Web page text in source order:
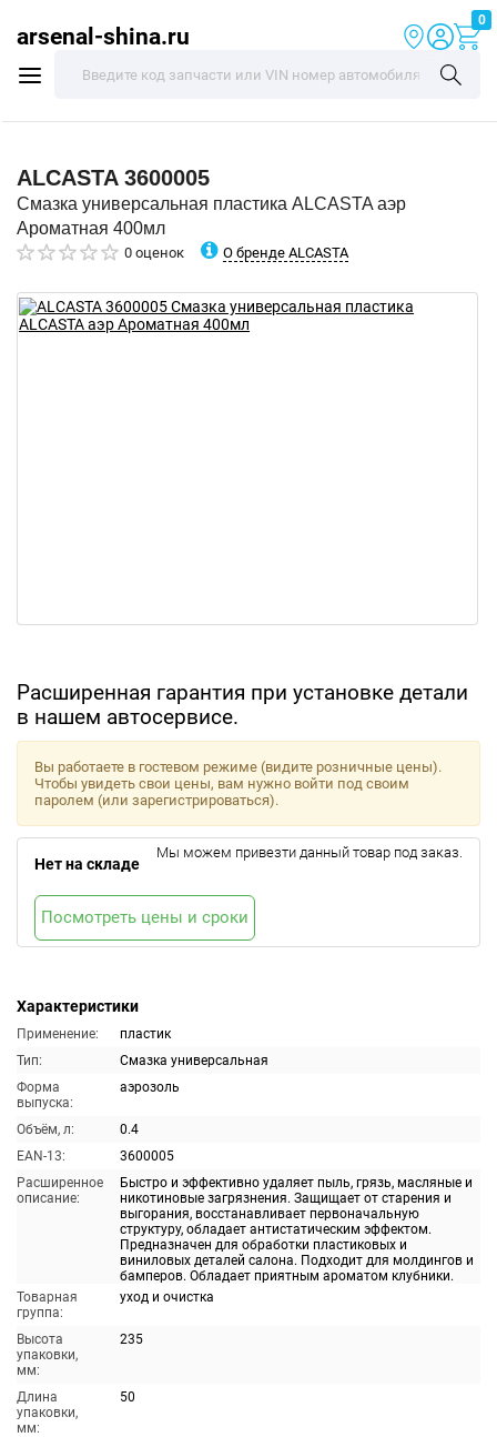
arsenal-shina.ru
0
ALCASTA 3600005
Смазка универсальная пластика ALCASTA аэр
Ароматная 400мл
0 оценок О бренде ALCASTA
Расширенная гарантия при установке детали
в нашем автосервисе.
Характеристики
Применение:
пластик
Тип:
Смазка универсальная
Форма
выпуска:
аэрозоль
Объём, л:
0.4
EAN-13:
3600005
Расширенное
описание:
Быстро и эффективно удаляет пыль, грязь, масляные и
никотиновые загрязнения. Защищает от старения и
выгорания, восстанавливает первоначальную
структуру, обладает антистатическим эффектом.
Предназначен для обработки пластиковых и
виниловых деталей салона. Подходит для молдингов и
бамперов. Обладает приятным ароматом клубники.
Товарная
группа:
уход и очистка
Высота
упаковки,
мм:
235
Длина
упаковки,
мм:
50
Вы работаете в гостевом режиме (видите розничные цены).
Чтобы увидеть свои цены, вам нужно войти под своим
паролем (или зарегистрироваться).
Нет на складе
Мы можем привезти данный товар под заказ.
Посмотреть цены и сроки